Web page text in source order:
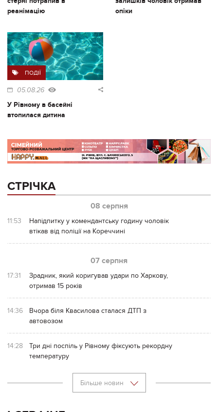
реанімацію
опіки
ПОДІЇ
05.08.26
У Рівному в басейні
втопилася дитина
СТРІЧКА
08 серпня
11:53
Напідпитку у комендантську годину чоловік
втікав від поліції на Кореччині
07 серпня
17:31
Зрадник, який коригував удари по Харкову,
отримав 15 років
14:36
Вчора біля Квасилова сталася ДТП з
автовозом
14:28
Три дні поспіль у Рівному фіксують рекордну
температуру
Більше новин